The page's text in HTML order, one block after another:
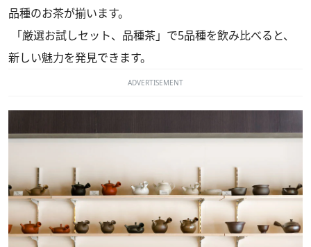
品種のお茶が揃います。
「厳選お試しセット、品種茶」で5品種を飲み比べると、
新しい魅力を発見できます。
ADVERTISEMENT